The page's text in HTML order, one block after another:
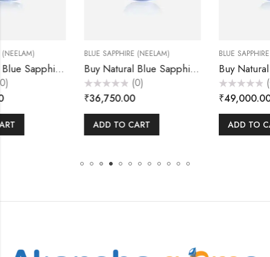
BLUE SAPPHIRE (NEELAM)
Buy Natural Blue Sapphire (Neelam) Stone 5.25 Carats – Akansha Gems
of
5
BLUE SAPPHIRE (NEELAM)
Buy Natural Blue Sapphire (Neelam) Stone 7.00 Carats – Akansha Gems
of
5